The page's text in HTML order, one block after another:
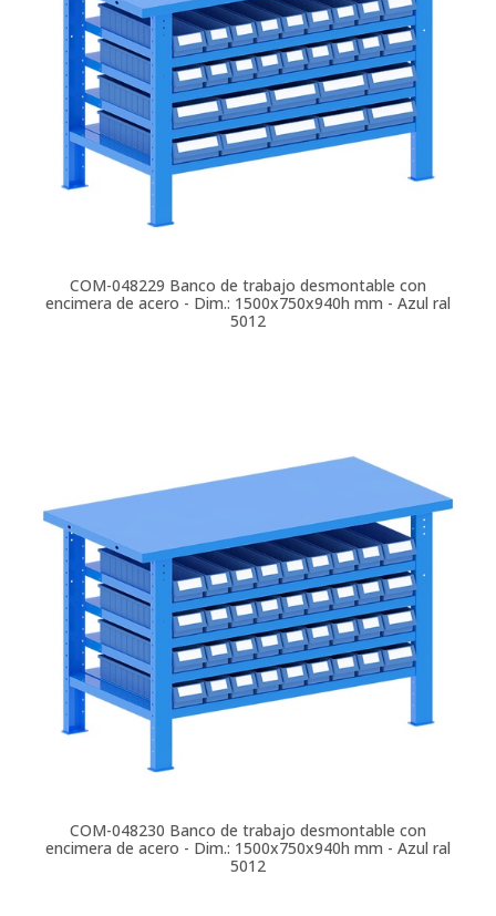
COM-048229 Banco de trabajo desmontable con
encimera de acero - Dim.: 1500x750x940h mm - Azul ral
5012
COM-048230 Banco de trabajo desmontable con
encimera de acero - Dim.: 1500x750x940h mm - Azul ral
5012